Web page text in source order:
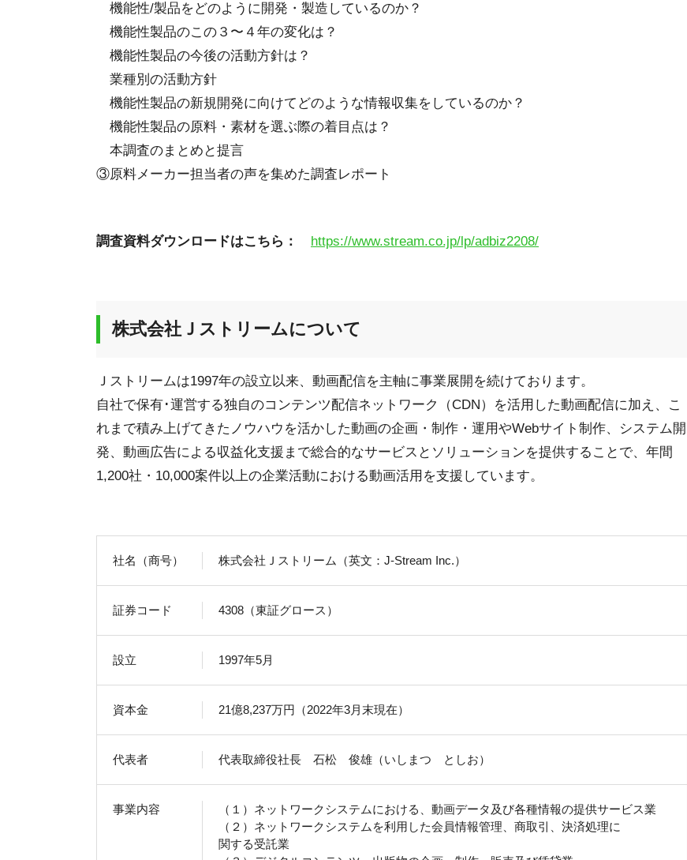
機能性/製品をどのように開発・製造しているのか？
機能性製品のこの３〜４年の変化は？
機能性製品の今後の活動方針は？
業種別の活動方針
機能性製品の新規開発に向けてどのような情報収集をしているのか？
機能性製品の原料・素材を選ぶ際の着目点は？
本調査のまとめと提言
③原料メーカー担当者の声を集めた調査レポート
調査資料ダウンロードはこちら： https://www.stream.co.jp/lp/adbiz2208/
株式会社Ｊストリームについて
Ｊストリームは1997年の設立以来、動画配信を主軸に事業展開を続けております。
自社で保有･運営する独自のコンテンツ配信ネットワーク（CDN）を活用した動画配信に加え、こ
れまで積み上げてきたノウハウを活かした動画の企画・制作・運用やWebサイト制作、システム開
発、動画広告による収益化支援まで総合的なサービスとソリューションを提供することで、年間
1,200社・10,000案件以上の企業活動における動画活用を支援しています。
社名（商号） 株式会社Ｊストリーム（英文：J-Stream Inc.）
証券コード 4308（東証グロース）
設立 1997年5月
資本金 21億8,237万円（2022年3月末現在）
代表者 代表取締役社長 石松 俊雄（いしまつ としお）
事業内容
（１）ネットワークシステムにおける、動画データ及び各種情報の提供サービス業
（２）ネットワークシステムを利用した会員情報管理、商取引、決済処理に
関する受託業